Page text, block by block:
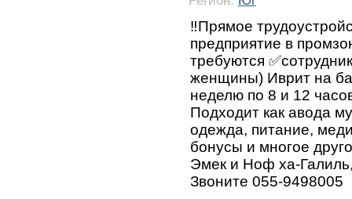
‼️Прямое
предприятие в
требуются
женщины) Иврит на
неделю по 8 и 12
Подходит как авода
одежда, питание,
бонусы и многое
Эмек и Ноф ха-
Звоните 055-9498005